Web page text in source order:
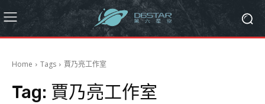
Home Tags 賈乃亮工作室
Tag: 賈乃亮工作室